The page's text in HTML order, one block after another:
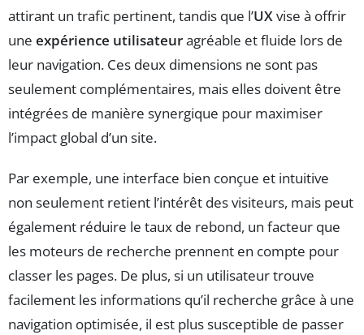
attirant un trafic pertinent, tandis que l’UXvise à offrir
une expérience utilisateuragréable et fluide lors de
leur navigation. Ces deux dimensions ne sont pas
seulement complémentaires, mais elles doivent être
intégrées de manière synergique pour maximiser
l’impact global d’un site.
Par exemple, une interface bien conçue et intuitive
non seulement retient l’intérêt des visiteurs, mais peut
également réduire le taux de rebond, un facteur que
les moteurs de recherche prennent en compte pour
classer les pages. De plus, si un utilisateur trouve
facilement les informations qu’il recherche grâce à une
navigation optimisée, il est plus susceptible de passer